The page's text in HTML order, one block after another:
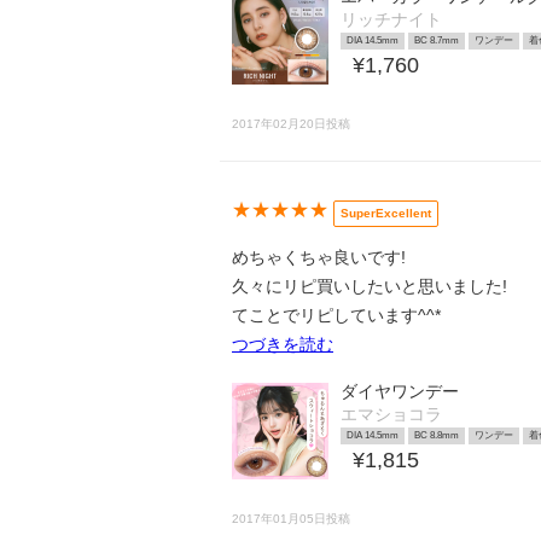
リッチナイト
DIA 14.5mm BC 8.7mm ワンデー 着
¥1,760
2017年02月20日投稿
★★★★★ SuperExcellent
めちゃくちゃ良いです!
久々にリピ買いしたいと思いました!
てことでリピしています^^*
つづきを読む
ダイヤワンデー
エマショコラ
DIA 14.5mm BC 8.8mm ワンデー 着
¥1,815
2017年01月05日投稿